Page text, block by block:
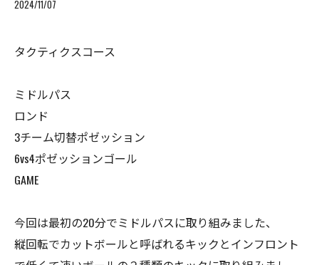
2024/11/07
タクティクスコース
ミドルパス
ロンド
3チーム切替ポゼッション
6vs4ポゼッションゴール
GAME
今回は最初の20分でミドルパスに取り組みました、
縦回転でカットボールと呼ばれるキックとインフロント